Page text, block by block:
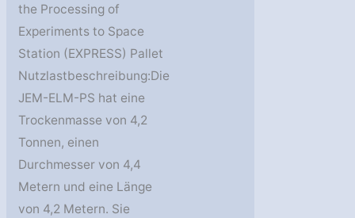
the Processing of
Experiments to Space
Station (EXPRESS) Pallet
Nutzlastbeschreibung:Die
JEM-ELM-PS hat eine
Trockenmasse von 4,2
Tonnen, einen
Durchmesser von 4,4
Metern und eine Länge
von 4,2 Metern. Sie